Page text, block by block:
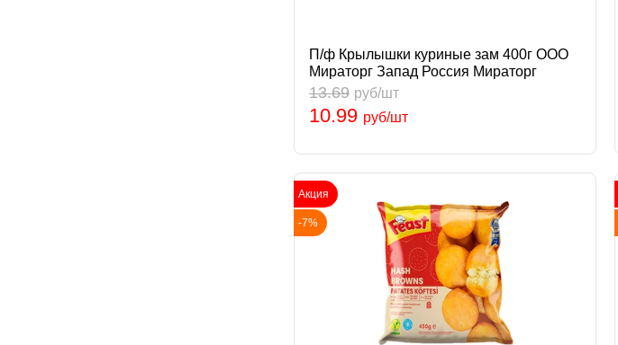
П/ф Крылышки куриные зам 400г ООО
Мираторг Запад Россия Мираторг
10.99 руб/шт
13.69 руб/шт
Акция
-7%